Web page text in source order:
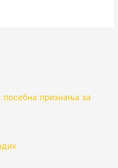
признања за